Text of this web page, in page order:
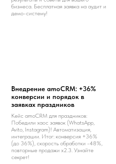
бизнеса. Бесплатная заявка на аудит и
демо-систему!
Внедрение amoCRM: +36%
конверсии и порядок в
заявках праздников
Кейс amoCRM для праздников:
Победили хаос заявок (WhatsApp,
Avito, Instagram)! Автоматизация,
интеграции. Итог: конверсия +36%
(до 36%), скорость обработки -48%,
повторные продажи x2.3. Узнайте
секрет!